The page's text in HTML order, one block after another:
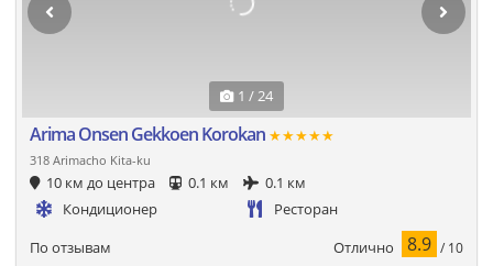
1 / 24
Arima Onsen Gekkoen Korokan ★★★★★
318 Arimacho Kita-ku
10 км до центра 0.1 км
0.1 км
Кондиционер
Ресторан
По отзывам Отлично 8.9 / 10